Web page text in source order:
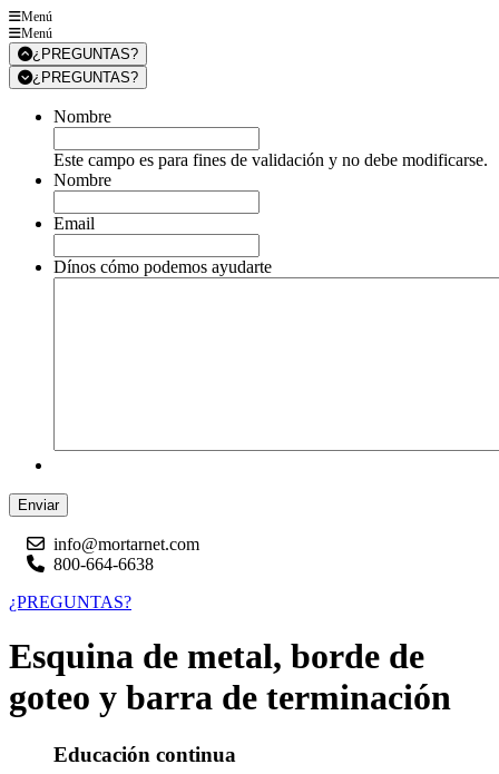
Menú
Menú
¿PREGUNTAS?
¿PREGUNTAS?
Nombre
Este campo es para fines de validación y no debe modificarse.
Nombre
Email
Dínos cómo podemos ayudarte
Enviar
info@mortarnet.com
800-664-6638
¿PREGUNTAS?
Esquina de metal, borde de
goteo y barra de terminación
Educación continua